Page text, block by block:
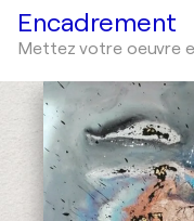
Encadrement
Mettez votre oeuvre